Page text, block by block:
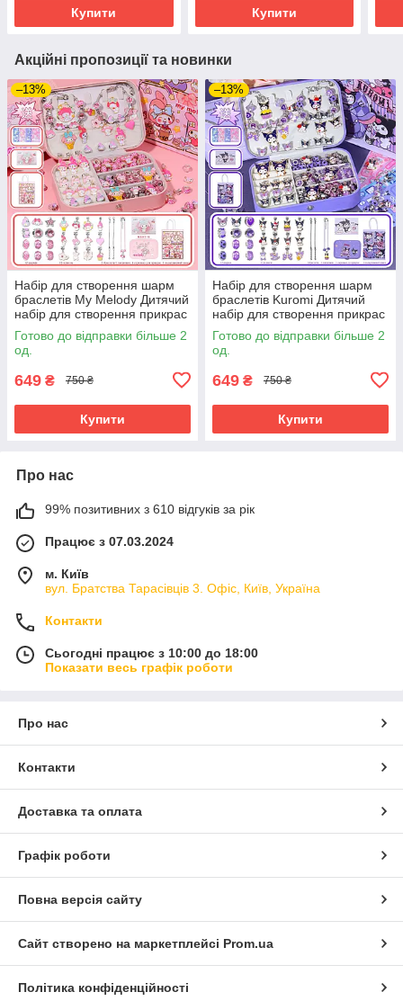
Купити Купити
Акційні пропозиції та новинки
–13%
Набір для створення шарм
браслетів My Melody Дитячий
набір для створення прикрас
скринька для прикрас
Готово до відправки більше 2
од.
649 ₴ 750 ₴
Купити
–13%
Набір для створення шарм
браслетів Kuromi Дитячий
набір для створення прикрас
скринька для прикрас
Готово до відправки більше 2
од.
649 ₴ 750 ₴
Купити
Про нас
99% позитивних з 610 відгуків за рік
Працює з 07.03.2024
м. Київ
вул. Братства Тарасівців 3. Офіс, Київ, Україна
Контакти
Сьогодні працює з 10:00 до 18:00
Показати весь графік роботи
Про нас
Контакти
Доставка та оплата
Графік роботи
Повна версія сайту
Сайт створено на маркетплейсі Prom.ua
Політика конфіденційності